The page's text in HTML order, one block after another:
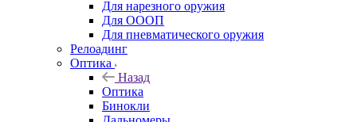
Для нарезного оружия
Для ОООП
Для пневматического оружия
Релоадинг
Оптика
Назад
Оптика
Бинокли